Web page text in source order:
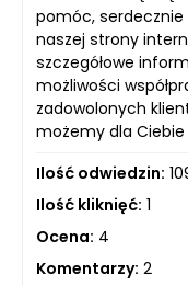
pomóc,
naszej strony
szczegółowe
możliwości
zadowolonych
możemy dla Ciebie
Ilość odwiedzin:
Ilość kliknięć: 1
Ocena: 4
Komentarzy: 2